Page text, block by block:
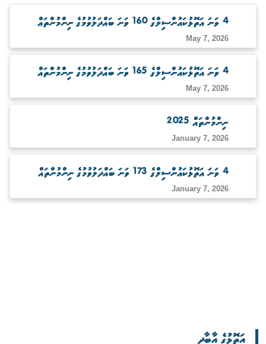
4 ވަނަ އަތޮޅުކައުންސިލްގެ 160 ވަނަ ބައްދަލުވުމުގެ ނިންމުންތައް
May 7, 2026
4 ވަނަ އަތޮޅުކައުންސިލްގެ 165 ވަނަ ބައްދަލުވުމުގެ ނިންމުންތައް
May 7, 2026
ނިންމުންތައް 2025
January 7, 2026
4 ވަނަ އަތޮޅުކައުންސިލްގެ 173 ވަނަ ބައްދަލުވުމުގެ ނިންމުންތައް
January 7, 2026